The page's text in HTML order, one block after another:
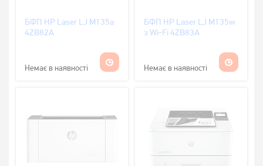
БФП HP Laser LJ M135a
4ZB82A
Немає в наявності
БФП HP Laser LJ M135w
з Wi-Fi 4ZB83A
Немає в наявності